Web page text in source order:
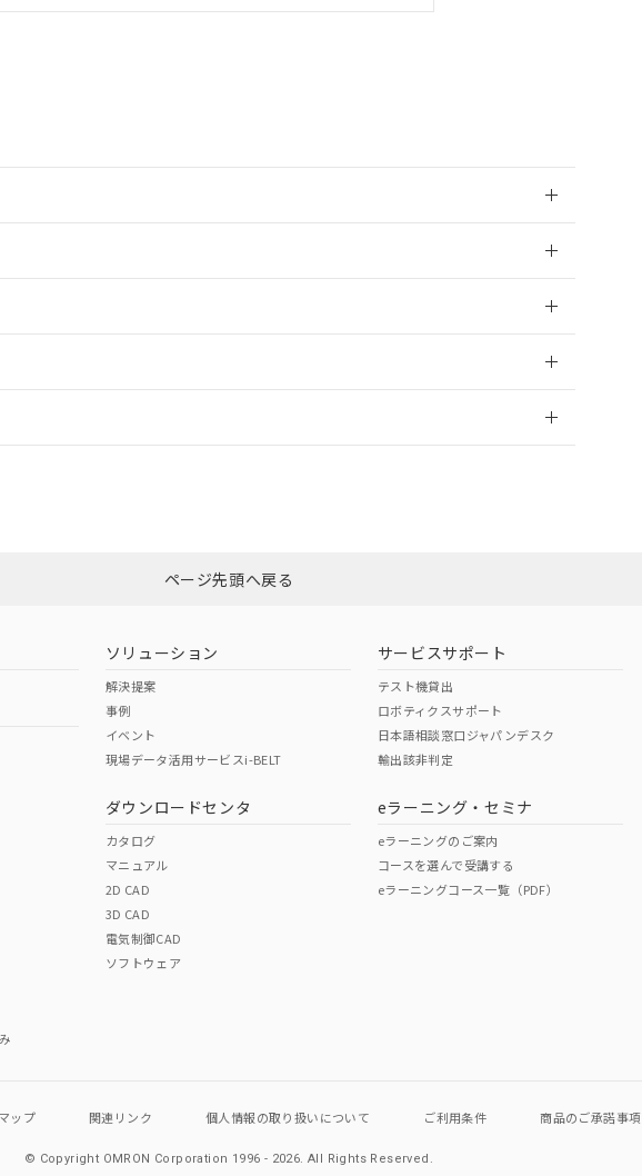
ダウンロードはこちら
O
未対応品が混在する可能性があります。
わせください。
ページ先頭へ戻る
ソリューション
解決提案
事例
イベント
現場データ活用サービスi-BELT
ダウンロードセンタ
カタログ
マニュアル
2D CAD
3D CAD
電気制御CAD
ソフトウェア
サービスサポート
テスト機貸出
ロボティクスサポート
日本語相談窓口ジャパンデスク
輸出該非判定
eラーニング・セミナ
eラーニングのご案内
コースを選んで受講する
eラーニングコース一覧（PDF）
ップ 関連リンク 個人情報の取り扱いについて ご利用条件 商品のご承諾事項
© Copyright OMRON Corporation 1996 - 2026.All Rights Reserved.